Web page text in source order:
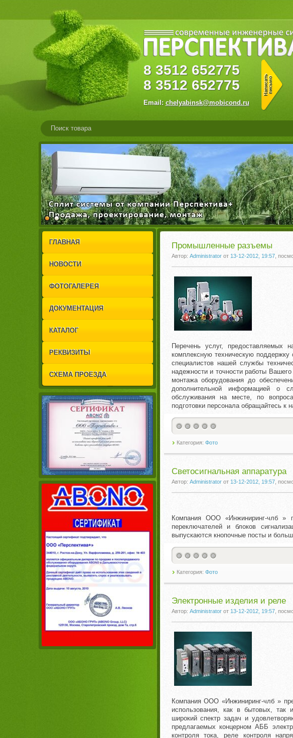
8 3512 652775
8 3512 652775
Email: chelyabinsk@mobicond.ru
1
2
ГЛАВНАЯ
НОВОСТИ
ФОТОГАЛЕРЕЯ
ДОКУМЕНТАЦИЯ
КАТАЛОГ
РЕКВИЗИТЫ
СХЕМА ПРОЕЗДА
Промышленные разъемы
Автор: Administratorот 13-12-2012, 19:57,
Перечень услуг, предоставляемых
комплексную техническую
специалистов нашей службы
надежности и точности работы
монтажа оборудования до
дополнительной информацией о
обслуживания на месте, по
подготовки персонала обращайтесь к
Категория: Фото
Светосигнальная аппаратура
Автор: Administratorот 13-12-2012, 19:57,
Компания ООО «Инжиниринг-члб »
переключателей и блоков
выпускаются кнопочные посты и
Категория: Фото
Электронные изделия и реле
Автор: Administratorот 13-12-2012, 19:57,
Компания ООО «Инжиниринг-члб »
использования, как в бытовых,
широкий спектр задач и
предлагаемых концерном АББ
контроля тока, реле контроля